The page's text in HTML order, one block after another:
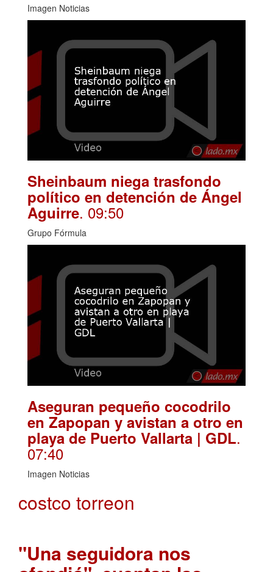
Imagen Noticias
Sheinbaum niega trasfondo
político en detención de Ángel
Aguirre. 09:50
Grupo Fórmula
Aseguran pequeño cocodrilo
en Zapopan y avistan a otro en
playa de Puerto Vallarta | GDL.
07:40
Imagen Noticias
costco torreon
"Una seguidora nos